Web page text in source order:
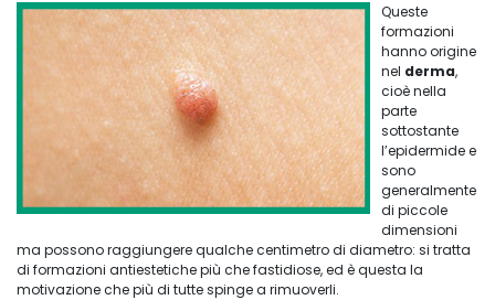
Queste
formazioni
hanno origine
nel derma,
cioè nella
parte
sottostante
l’epidermide e
sono
generalmente
di piccole
dimensioni
ma possono raggiungere qualche centimetro di diametro: si tratta
di formazioni antiestetiche più che fastidiose, ed è questa la
motivazione che più di tutte spinge a rimuoverli.